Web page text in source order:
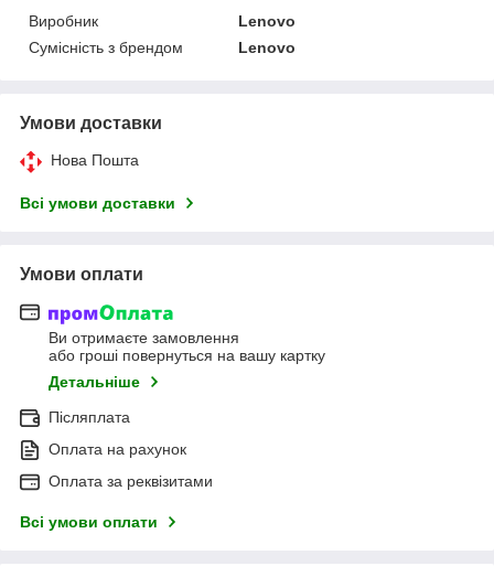
Виробник
Lenovo
Сумісність з брендом
Lenovo
Умови доставки
Нова Пошта
Всі умови доставки
Умови оплати
Ви отримаєте замовлення
або гроші повернуться на вашу картку
Детальніше
Післяплата
Оплата на рахунок
Оплата за реквізитами
Всі умови оплати